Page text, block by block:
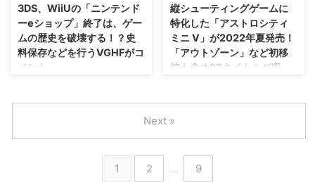
HDMIアドバンス for GBA」 を6
月上旬に発売するみたいですね。
ニンテンドースイッチのようにい
ろんなモードで楽しめるみたいで
ンバスサークルさんから発売され
段ですけれども、80〜90年代の
縦シューティングゲーム好きは検
討してみる価値はあるかも？
「アストロシティミニV」が7月
ィミニ」に続く復刻ミニの第2
弾。 ...
3DS、WiiUの「ニンテンド
ーeショップ」終了は、ゲー
ムの歴史を破壊する！？史
料保存などを行うVGHFがコ
メント。
ンドー3DSとWiiUの「ニンテン
ドーeショップ」を終了する予定
の任天堂さんですが。 それに対
縦シューティングゲームに
特化した「アストロシティ
ミニ V」が2022年夏発売！
「アウトゾーン」など初移
植も含め22タイトルが収
より 「アストロシティミニ V」
が2022年夏に発売されることが
発表されましたな( ･`ω･´) 昔の縦
1 2 … 9
Next »